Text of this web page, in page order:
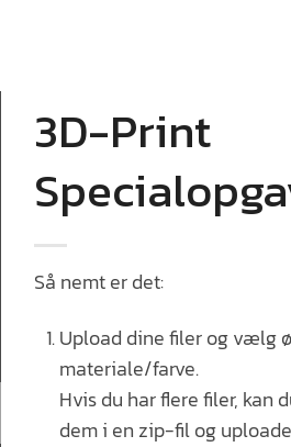
3D-Print
Så nemt er det:
Upload dine filer og vælg
materiale/farve.
Hvis du har flere filer, kan
dem i en zip-fil og